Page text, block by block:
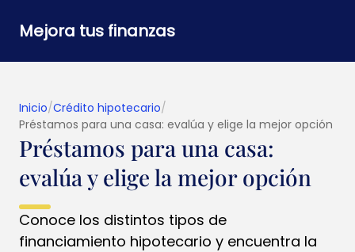
Mejora tus finanzas
Inicio/Crédito hipotecario/
Préstamos para una casa: evalúa y elige la mejor opción
Préstamos para una casa:
evalúa y elige la mejor opción
Conoce los distintos tipos de
financiamiento hipotecario y encuentra la